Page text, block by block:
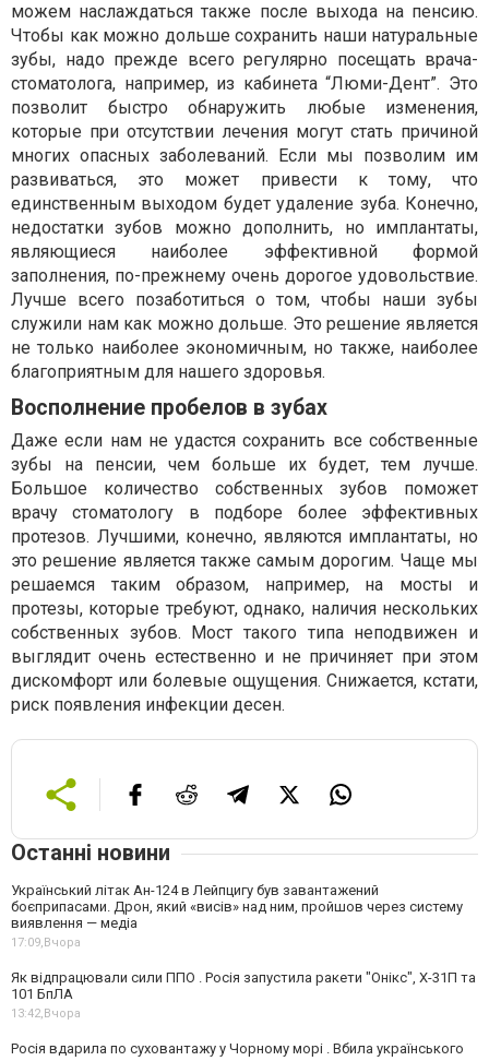
можем наслаждаться также после выхода на пенсию.
Чтобы как можно дольше сохранить наши натуральные
зубы, надо прежде всего регулярно посещать врача-
стоматолога, например, из кабинета “Люми-Дент”. Это
позволит быстро обнаружить любые изменения,
которые при отсутствии лечения могут стать причиной
многих опасных заболеваний. Если мы позволим им
развиваться, это может привести к тому, что
единственным выходом будет удаление зуба. Конечно,
недостатки зубов можно дополнить, но имплантаты,
являющиеся наиболее эффективной формой
заполнения, по-прежнему очень дорогое удовольствие.
Лучше всего позаботиться о том, чтобы наши зубы
служили нам как можно дольше. Это решение является
не только наиболее экономичным, но также, наиболее
благоприятным для нашего здоровья.
Восполнение пробелов в зубах
Даже если нам не удастся сохранить все собственные
зубы на пенсии, чем больше их будет, тем лучше.
Большое количество собственных зубов поможет
врачу стоматологу в подборе более эффективных
протезов. Лучшими, конечно, являются имплантаты, но
это решение является также самым дорогим. Чаще мы
решаемся таким образом, например, на мосты и
протезы, которые требуют, однако, наличия нескольких
собственных зубов. Мост такого типа неподвижен и
выглядит очень естественно и не причиняет при этом
дискомфорт или болевые ощущения. Снижается, кстати,
риск появления инфекции десен.
Останні новини
Український літак Ан-124 в Лейпцигу був завантажений
боєприпасами. Дрон, який «висів» над ним, пройшов через систему
виявлення — медіа
17:09,Вчора
Як відпрацювали сили ППО . Росія запустила ракети "Онікс", Х-31П та
101 БпЛА
13:42,Вчора
Росія вдарила по суховантажу у Чорному морі . Вбила українського